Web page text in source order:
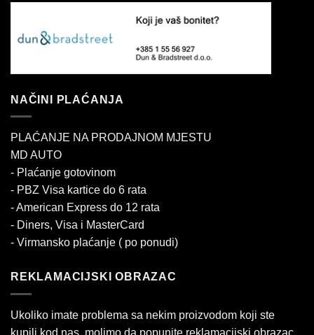
NAČINI PLAĆANJA
PLAĆANJE NA PRODAJNOM MJESTU
MD AUTO
- Plaćanje gotovinom
- PBZ Visa kartice do 6 rata
- American Express do 12 rata
- Diners, Visa i MasterCard
- Virmansko plaćanje ( po ponudi)
REKLAMACIJSKI OBRAZAC
Ukoliko imate problema sa nekim proizvodom koji ste
kupili kod nas, molimo da popunite reklamacijski obrazac.